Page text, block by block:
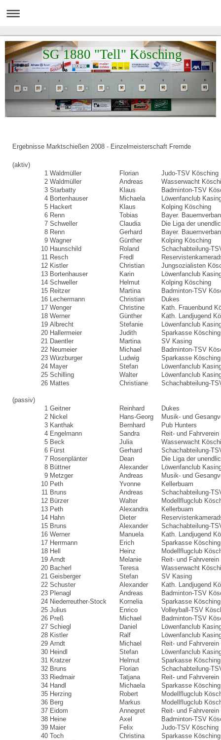
SG 1880 "Tell" Kösching
Ergebnisse Marktschießen 2008 - Einzelmeisterschaft Fremde
(aktiv)
1 Waldmüller Florian
Judo-TSV Kösching
2 Waldmüller Andreas
Wasserwacht
3 Starbatty Klaus
Badminton-TSV
4 Bortenhauser Michaela
Löwenfanclub
5 Hackert Klaus
Kolping Kösching
6 Renn Tobias
Bayer.
7 Schweller Claudia
Die Liga der
8 Renn Gerhard
Bayer.
9 Wagner Günther
Kolping Kösching
10 Haunschild Roland
Schachabteilung-
11
Resch Fredl
12 Kistler Christian
Jungsozialisten
13 Bortenhauser Karin
Löwenfanclub
14 Schweller Helmut
Kolping Kösching
15 Reitzer Martina
Badminton-TSV
16
Lechermann Christian
Dukes
17 Wenger Christine
Kath. Frauenbund
18 Werner Günther
Kath. Landjugend
19 Albrecht Stefanie
Löwenfanclub
20 Hallermeier Judith
Sparkasse Kösching
21
Daentler Martina
SV Kasing
22 Neumeier Michael
Badminton-TSV
23 Würzburger Ludwig
Sparkasse Kösching
24 Mayer Stefan
Löwenfanclub
25 Schilling Walter
Löwenfanclub
26 Mattes Christiane Schachabteilung-
(passiv)
1 Geitner Reinhard
Dukes
2 Nickel Hans-Georg
Musik- und
3 Kanthak Bernhard
Pub Hunters
4 Engelmann Sandra
Reit- und
5 Beck Julia
Wasserwacht
6 Fürst Gerhard
Schachabteilung-
7 Rosenplänter Dean
Die Liga der
8 Büttner Alexander
Löwenfanclub
9 Metzger Andreas
Musik- und
10 Peth Yvonne
Kellerbuam
11
Bruns Andreas
Schachabteilung-
12 Bürzer Walter
Modellflugclub
13 Peth Alexandra
Kellerbuam
14 Hahn Dieter
15 Bruns Alexander
Schachabteilung-
16 Werner Manuela
Kath. Landjugend
17 Herrmann Erich
Sparkasse Kösching
18 Hell Heinz
Modellflugclub
19 Arndt Melanie
Reit- und
20 Bacherl Teresa
Wasserwacht
21 Geisberger Stefan
SV Kasing
22 Schuster Alexander
Kath. Landjugend
23 Plenagl Andreas
Badminton-TSV
24 Niederreuther-Stock Kornelia
Sparkasse Kösching
25 Julius Enrico
Volleyball-TSV
26 Preß Michael
Badminton-TSV
27 Schiegl Daniel
Löwenfanclub
28 Kistler Ralf
Löwenfanclub
29 Arndt Michael
Reit- und
30 Heindl Stefan
Löwenfanclub
31
Kratzer Helmut
Sparkasse Kösching
32 Bruns Florian
Schachabteilung-
33 Riedmair Tatjana
Reit- und
34 Handl Michaela
Sparkasse Kösching
35 Herzing Robert
Modellflugclub
36 Berg Markus
Modellflugclub
37 Eidom Annegret
Reit- und
38 Heine Axel
Badminton-TSV
39 Maier Felix
Judo-TSV Kösching
40 Toch Christina
Sparkasse Kösching